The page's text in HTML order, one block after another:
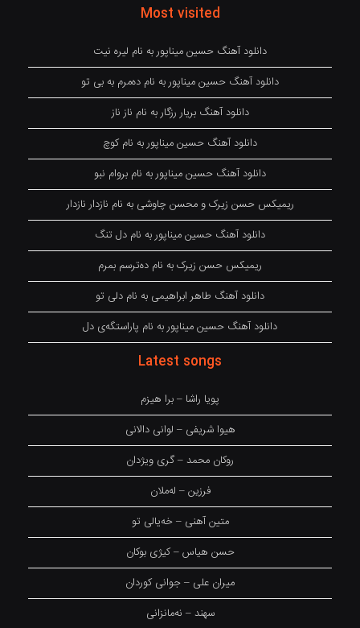
Most visited
دانلود آهنگ حسین میناپور به نام لیره نیت
دانلود آهنگ حسین میناپور به نام دەمرم بە بی تو
دانلود آهنگ بریار رزگار به نام ناز ناز
دانلود آهنگ حسین میناپور به نام کوچ
دانلود آهنگ حسین میناپور به نام بروام نبو
ریمیکس حسن زیرک و محسن چاوشی به نام نازدار نازدار
دانلود آهنگ حسین میناپور به نام دل تنگ
ریمیکس حسن زیرک به نام دەترسم بمرم
دانلود آهنگ طاهر ابراهیمی به نام دلی تو
دانلود آهنگ حسین میناپور به نام پاراستگەی دل
Latest songs
پویا راشا – برا هیزم
هیوا شریفی – لوانی دالانی
روکان محمد – گری ویژدان
فرزین – لەملان
متین آهنی – خەیالی تو
حسن هیاس – کیژی بوکان
میران علی – جوانی کوردان
سهند – نەمانزانی